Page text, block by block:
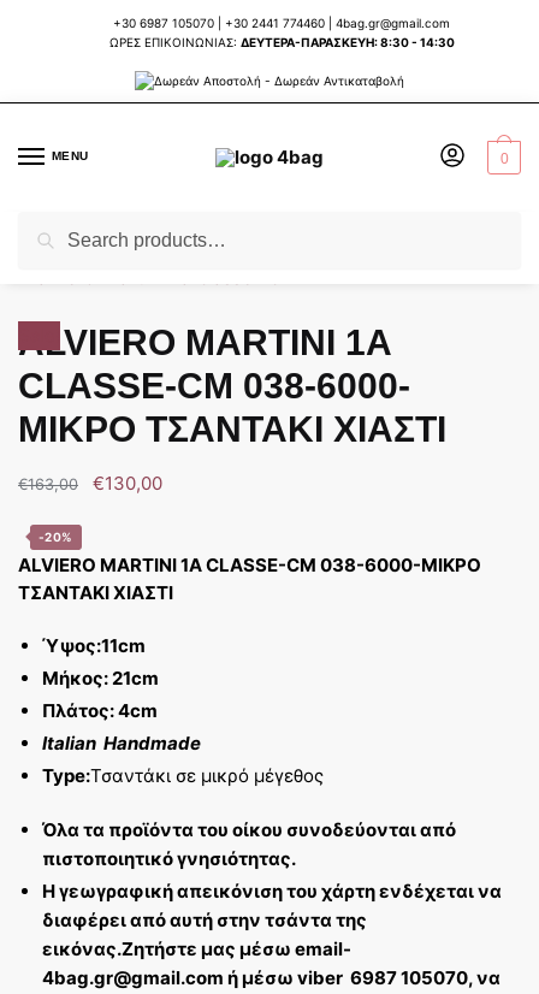
+30 6987 105070 +30 2441 774460
4bag.gr@gmail.com
ΩΡΕΣ ΕΠΙΚΟΙΝΩΝΙΑΣ: ΔΕΥΤΕΡΑ-ΠΑΡΑΣΚΕΥΗ: 8:30 - 14:30
MENU
for:
0
Home ΤΣΑΝΤΕΣ ΓΥΝΑΙΚΕΙΕΣ
ALVIERO MARTINI 1A
CLASSE-CM 038-6000-
ΜΙΚΡΟ ΤΣΑΝΤΑΚΙ ΧΙΑΣΤΙ
€163,00 €130,00
-20%
ALVIERO MARTINI 1A CLASSE-CM 038-6000-ΜΙΚΡΟ
ΤΣΑΝΤΑΚΙ ΧΙΑΣΤΙ
Ύψος:11cm
Μήκος: 21cm
Πλάτος: 4cm
Italian Handmade
Type:Τσαντάκι σε μικρό μέγεθος
Όλα τα προϊόντα του οίκου συνοδεύονται από
πιστοποιητικό γνησιότητας.
Η γεωγραφική απεικόνιση του χάρτη ενδέχεται να
διαφέρει από αυτή στην τσάντα της
εικόνας.Ζητήστε μας μέσω email-
4bag.gr@gmail.com ή μέσω viber 6987 105070, να